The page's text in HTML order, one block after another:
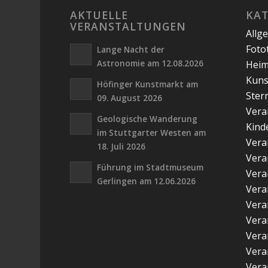
AKTUELLE
VERANSTALTUNGEN
Lange Nacht der
Astronomie am 12.08.2026
Höfinger Kunstmarkt am
09. August 2026
Geologische Wanderung
im Stuttgarter Westen am
18. Juli 2026
Führung im Stadtmuseum
Gerlingen am 12.06.2026